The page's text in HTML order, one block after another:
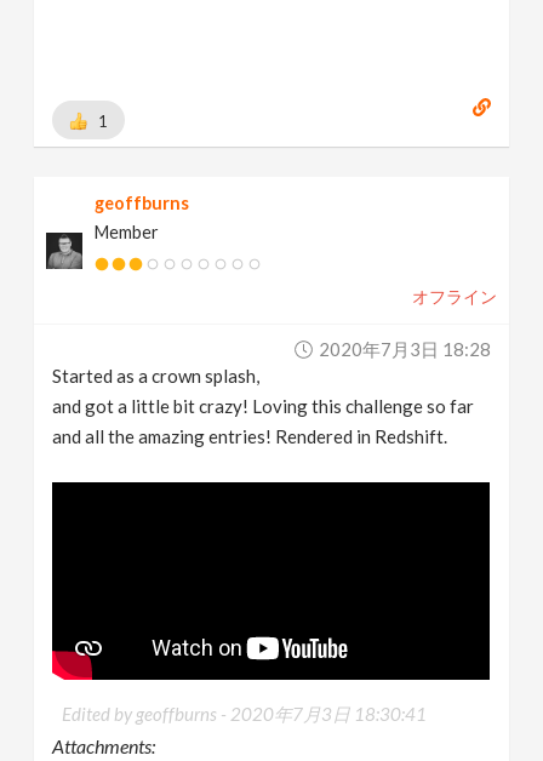
1
geoffburns
Member
オフライン
2020年7月3日 18:28
Started as a crown splash,
and got a little bit crazy! Loving this challenge so far
and all the amazing entries! Rendered in Redshift.
Edited by geoffburns - 2020年7月3日 18:30:41
Attachments: